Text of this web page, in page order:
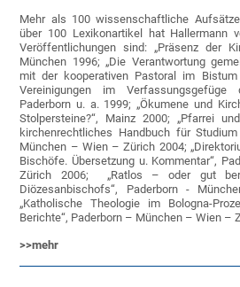
Mehr als 100 wissenschaftliche
über 100 Lexikonartikel hat Hallermann
Veröffentlichungen sind: „Präsenz der
München 1996; „Die Verantwortung
mit der kooperativen Pastoral im Bistum
Vereinigungen im Verfassungsgefüge
Paderborn u. a. 1999; „Ökumene und
Stolpersteine?“, Mainz 2000; „Pfarrei
kirchenrechtliches Handbuch für
München – Wien – Zürich 2004;
Bischöfe. Übersetzung u. Kommentar“,
Zürich 2006; „Ratlos – oder gut
Diözesanbischofs“, Paderborn -
„Katholische Theologie im Bologna-
Berichte“, Paderborn – München – Wien –
>>mehr